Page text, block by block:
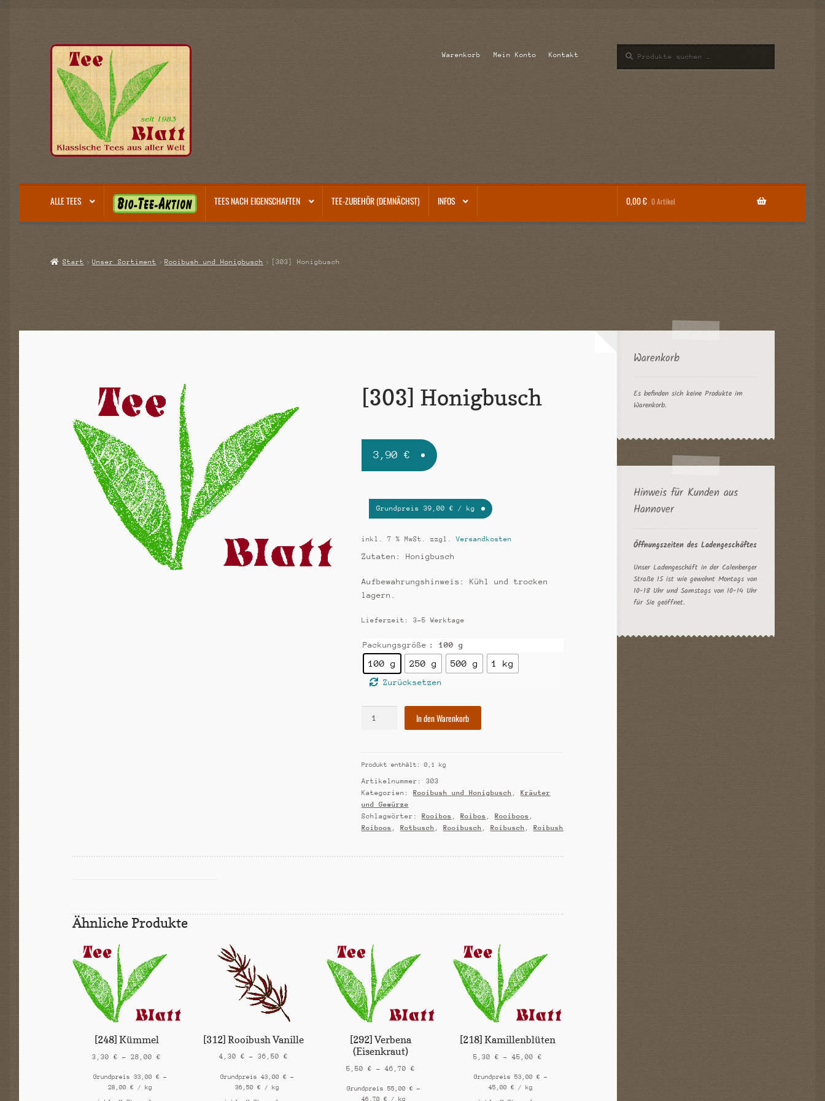
Zur
Navigation
springen
Zum
Inhalt
springen
Warenkorb Mein Konto Kontakt
nach:
ALLE TEES
B
I
E
TEES NACH EIGENSCHAFTEN TEE-ZUBEHÖR (DEMNÄCHST) INFOS 0,00€ 0 Artikel
Start Unser Sortiment Rooibush und Honigbusch [303] Honigbusch
[303] Honigbusch
3,90€
Grundpreis39,00€ / kg
inkl. 7 % MwSt. zzgl.Versandkosten
Zutaten: Honigbusch
Aufbewahrungshinweis: Kühl und trocken
lagern.
Lieferzeit: 3-5 Werktage
Packungsgröße : 100 g
100 g 250 g 500 g 1 kg
Zurücksetzen
In den Warenkorb
Produkt enthält: 0,1 kg
Artikelnummer: 303
Kategorien: Rooibush und Honigbusch , Kräuter
und Gewürze
Schlagwörter: Rooibos , Roibos , Rooiboos ,
Roiboos , Rotbusch , Rooibusch , Roibusch , Roibush
Ähnliche Produkte
[248] Kümmel
3,30€ –28,00€
Grundpreis 33,00 € –
28,00 € / kg
[312] Rooibush Vanille
4,30€ –36,50€
Grundpreis 43,00 € –
36,50 € / kg
[292] Verbena
(Eisenkraut)
5,50 € – 46,70 €
Grundpreis55,00€ –
46,70€ /kg
[218] Kamillenblüten
5,30 € – 45,00 €
Grundpreis53,00€ –
45,00€ /kg
Warenkorb
Es befinden sich keine Produkte im
Warenkorb.
Hinweis für Kunden aus
Hannover
Öffnungszeiten des Ladengeschäftes
Unser Ladengeschäft in der Calenberger
Straße 15 ist wie gewohnt Montags von
10-18 Uhr und Samstags von 10-14 Uhr
für Sie geöffnet.